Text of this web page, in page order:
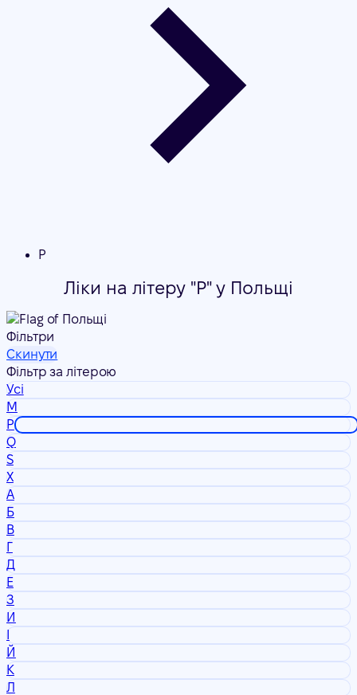
P
Ліки на літеру "P" у Польщі
Фільтри
Скинути
Фільтр за літерою
Усі
M
P
Q
S
X
А
Б
В
Г
Д
Е
З
И
І
Й
К
Л